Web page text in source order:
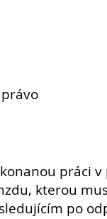
práci
, kterou
po